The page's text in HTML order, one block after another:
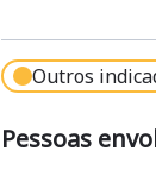
Outros
Pessoas